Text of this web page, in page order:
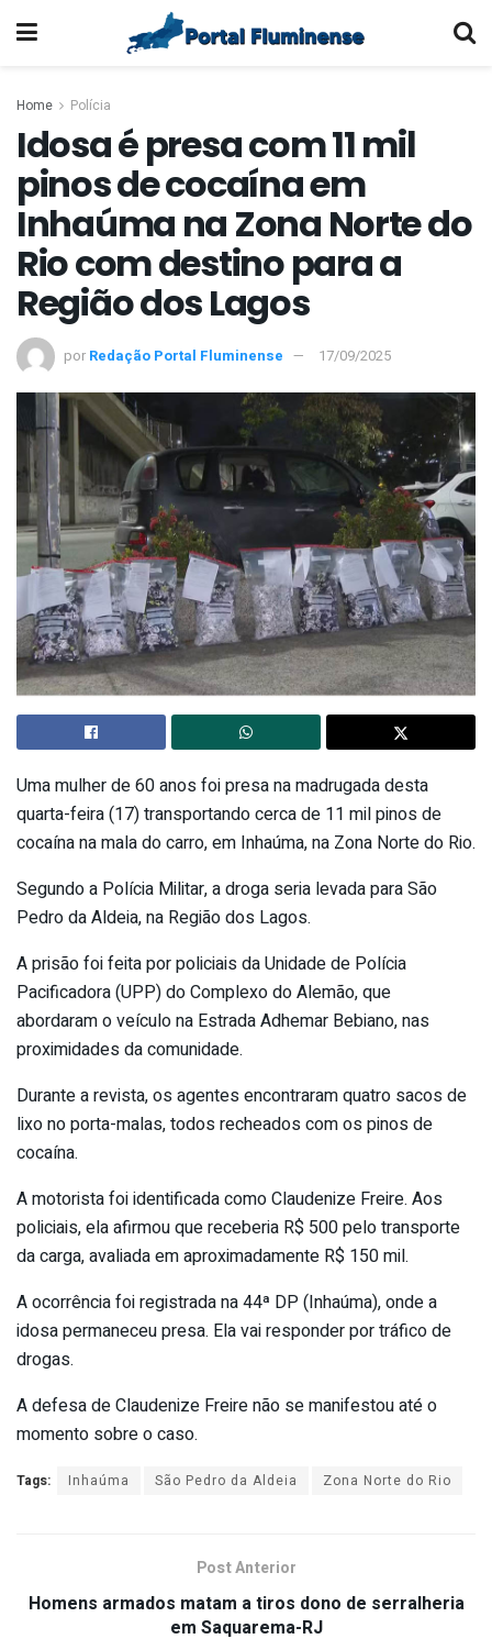
Home Polícia
Idosa é presa com 11 mil
pinos de cocaína em
Inhaúma na Zona Norte do
Rio com destino para a
Região dos Lagos
por Redação Portal Fluminense 17/09/2025
Uma mulher de 60 anos foi presa na madrugada desta
quarta-feira (17) transportando cerca de 11 mil pinos de
cocaína na mala do carro, em Inhaúma, na Zona Norte do Rio.
Segundo a Polícia Militar, a droga seria levada para São
Pedro da Aldeia, na Região dos Lagos.
A prisão foi feita por policiais da Unidade de Polícia
Pacificadora (UPP) do Complexo do Alemão, que
abordaram o veículo na Estrada Adhemar Bebiano, nas
proximidades da comunidade.
Durante a revista, os agentes encontraram quatro sacos de
lixo no porta-malas, todos recheados com os pinos de
cocaína.
A motorista foi identificada como Claudenize Freire. Aos
policiais, ela afirmou que receberia R$ 500 pelo transporte
da carga, avaliada em aproximadamente R$ 150 mil.
A ocorrência foi registrada na 44ª DP (Inhaúma), onde a
idosa permaneceu presa. Ela vai responder por tráfico de
drogas.
A defesa de Claudenize Freire não se manifestou até o
momento sobre o caso.
Tags: Inhaúma São Pedro da Aldeia Zona Norte do Rio
Post Anterior
Homens armados matam a tiros dono de serralheria
em Saquarema-RJ